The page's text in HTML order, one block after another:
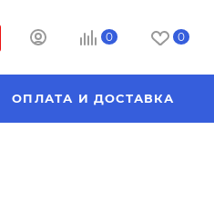
0 0
ОПЛАТА И ДОСТАВКА